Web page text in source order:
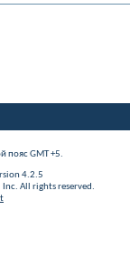
пояс GMT +5.
4.2.5
All rights reserved.